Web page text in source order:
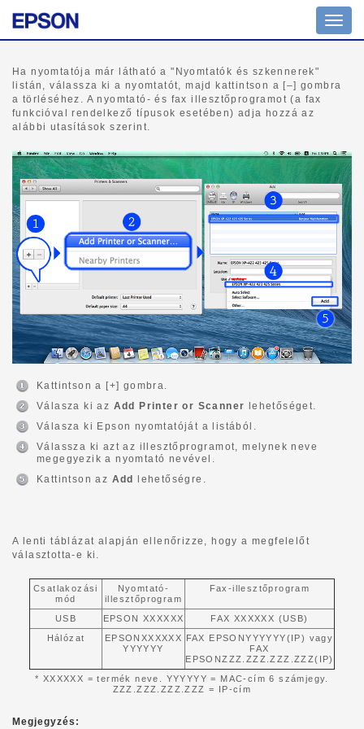
ki/
Ha nyomtatója már látható a "Nyomtatók és szkennerek"
listán, válassza ki a nyomtatót, majd kattintson a [–] gombra
a törléséhez. A nyomtató- és fax illesztőprogramot (a fax
funkcióval rendelkező típusok esetében) adja hozzá az
alábbi utasítások szerint.
Kattintson a [+] gombra.
Válasza ki az Add Printer or Scanner lehetőséget.
Válasza ki Epson nyomtatóját a listából.
Válassza ki azt az illesztőprogramot, melynek neve
megegyezik a nyomtató nevével.
Kattintson az Add lehetőségre.
A lenti táblázat alapján ellenőrizze, hogy a megfelelőt
választotta-e ki.
Csatlakozási
mód
Nyomtató-
illesztőprogram
Fax-illesztőprogram
USB EPSON XXXXXX
FAX XXXXXX (USB)
Hálózat
EPSONXXXXXX
YYYYYY
FAX EPSONYYYYYY(IP) vagy
FAX
EPSONZZZ.ZZZ.ZZZ.ZZZ(IP)
* XXXXXX = termék neve. YYYYYY = MAC-cím 6 számjegy.
ZZZ.ZZZ.ZZZ.ZZZ = IP-cím
Megjegyzés: